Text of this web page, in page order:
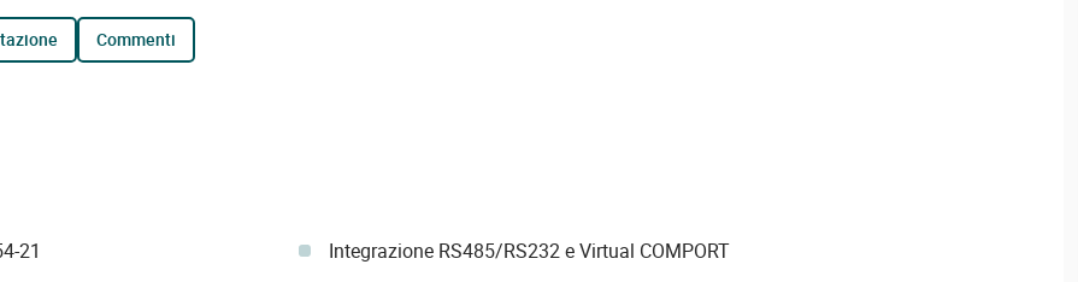
commenti
21
Integrazione RS485/RS232 e Virtual COMPORT